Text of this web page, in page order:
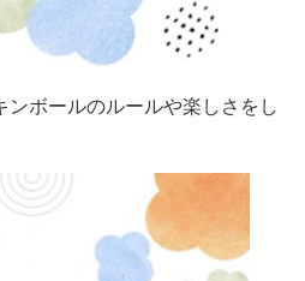
ンボールのルールや楽しさをし